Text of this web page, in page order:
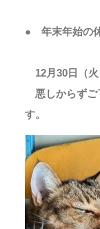
● 年末年始の
12月30日（火
悪しからずご
す。